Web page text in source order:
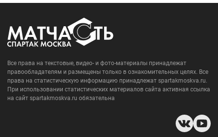
Все права на текстовые, видео- и фото-материалы принадлежат
правообладателям и размещены только в ознакомительных целях. Все
права на статистическую информацию принадлежат spartakmoskva.ru.
При использовании статистических материалов сайта активная ссылка
на сайт spartakmoskva.ru обязательна